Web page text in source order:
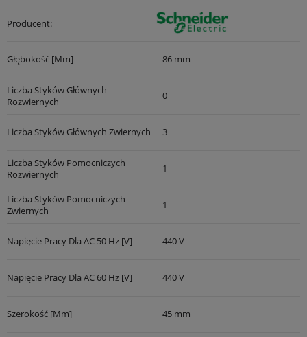
Producent:
Głębokość [mm] 86 mm
Liczba Styków Głównych
Rozwiernych
0
Liczba Styków Głównych Zwiernych 3
Liczba Styków Pomocniczych
Rozwiernych
1
Liczba Styków Pomocniczych
Zwiernych
1
Napięcie Pracy Dla AC 50 Hz [V] 440 V
Napięcie Pracy Dla AC 60 Hz [V] 440 V
Szerokość [mm] 45 mm